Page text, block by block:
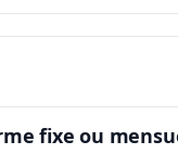
fixe ou